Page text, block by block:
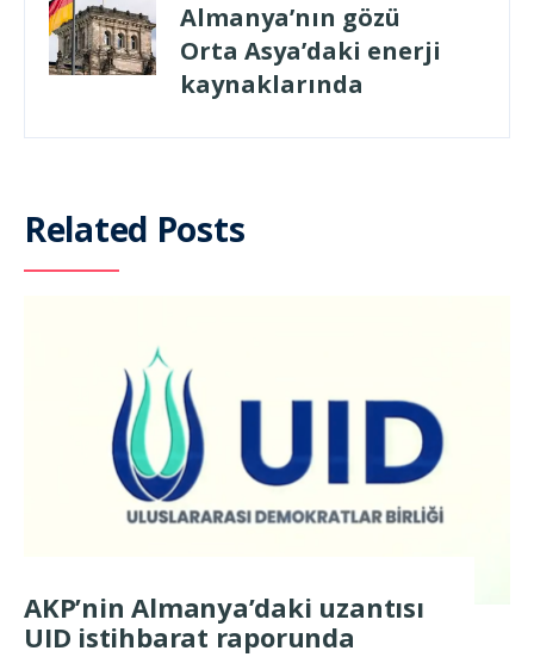
Almanya’nın gözü
Orta Asya’daki enerji
kaynaklarında
Related Posts
AKP’nin Almanya’daki uzantısı
UID istihbarat raporunda